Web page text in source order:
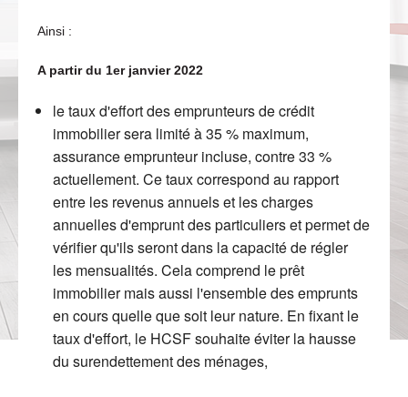
Ainsi :
A partir du 1er janvier 2022
le taux d'effort des emprunteurs de crédit
immobilier sera limité à 35 % maximum,
assurance emprunteur incluse, contre 33 %
actuellement. Ce taux correspond au rapport
entre les revenus annuels et les charges
annuelles d'emprunt des particuliers et permet de
vérifier qu'ils seront dans la capacité de régler
les mensualités. Cela comprend le prêt
immobilier mais aussi l'ensemble des emprunts
en cours quelle que soit leur nature. En fixant le
taux d'effort, le HCSF souhaite éviter la hausse
du surendettement des ménages,